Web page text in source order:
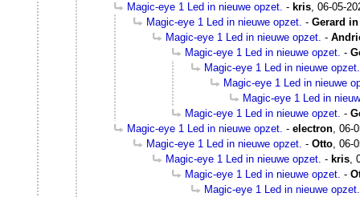
Magic-eye 1 Led in nieuwe opzet. - kris, 06-05-
Magic-eye 1 Led in nieuwe opzet. - Gerard
Magic-eye 1 Led in nieuwe opzet. -
Magic-eye 1 Led in nieuwe opzet. -
Magic-eye 1 Led in nieuwe opzet.
Magic-eye 1 Led in nieuwe
Magic-eye 1 Led in
Magic-eye 1 Led in nieuwe opzet. -
Magic-eye 1 Led in nieuwe opzet. - electron, 06-
Magic-eye 1 Led in nieuwe opzet. - Otto, 06-
Magic-eye 1 Led in nieuwe opzet. - kris,
Magic-eye 1 Led in nieuwe opzet. -
Magic-eye 1 Led in nieuwe opzet.